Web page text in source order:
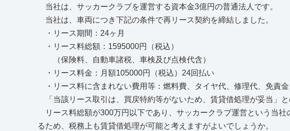
当社は、サッカークラブを運営する資本金3億円の普通法人です。
当社は、車両につき下記の条件で再リース契約を締結しました。
・リース期間：24ヶ月
・リース料総額：1595000円（税込）
（保険料、自動車諸税、車検及び点検代含）
・リース料金：月額105000円（税込）24回払い
・リース料に含まれない費用等：燃料費、タイヤ代、修理代、免責金
「当該リース取引は、買戻特約等がないため、賃貸借処理が妥当」と
リース料総額が300万円以下であり、サッカークラブ運営という当
るため、税務上も賃貸借処理が可能と考えますがよいでしょうか。